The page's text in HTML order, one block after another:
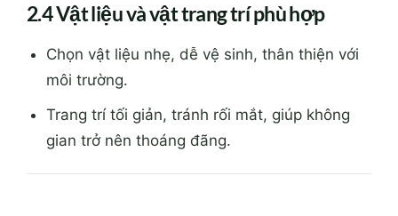
2.4 Vật liệu và vật trang trí phù hợp
Chọn vật liệu nhẹ, dễ vệ sinh, thân thiện với
môi trường.
Trang trí tối giản, tránh rối mắt, giúp không
gian trở nên thoáng đãng.